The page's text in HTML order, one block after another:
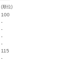
(順位)
100
-
-
-
-
115
-